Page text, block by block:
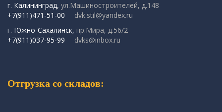
г. Калининград, ул.Машиностроителей, д.148
+7(911)471-51-00
dvk.stil@yandex.ru
г. Южно-Сахалинск, пр.Мира, д.56/2
+7(911)037-95-99
dvks@inbox.ru
Отгрузка со складов: